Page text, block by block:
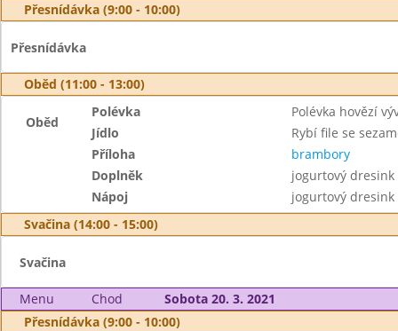
Přesnídávka (9:00 - 10:00)
Přesnídávka
Oběd (11:00 - 13:00)
Oběd
Polévka
Polévka hovězí
Jídlo
Rybí file se
Příloha
brambory
Doplněk
jogurtový dresink
Nápoj
jogurtový dresink
Svačina (14:00 - 15:00)
Svačina
Menu Chod
Sobota 20. 3. 2021
Přesnídávka (9:00 - 10:00)